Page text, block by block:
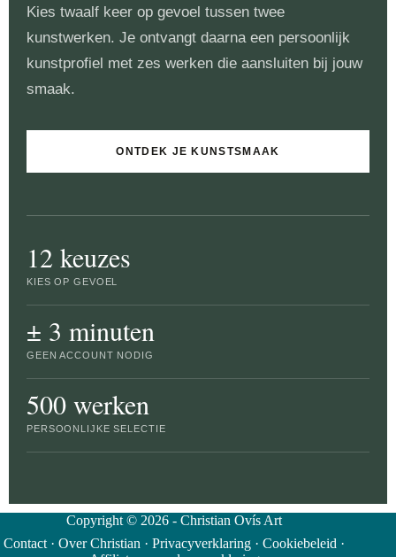
Kies twaalf keer op gevoel tussen twee
kunstwerken. Je ontvangt daarna een persoonlijk
kunstprofiel met zes werken die aansluiten bij jouw
smaak.
ONTDEK JE KUNSTSMAAK
12 keuzes
KIES OP GEVOEL
± 3 minuten
GEEN ACCOUNT NODIG
500 werken
PERSOONLIJKE SELECTIE
Copyright © 2026 - Christian Ovís Art
Contact ·Over Christian ·Privacyverklaring ·Cookiebeleid ·